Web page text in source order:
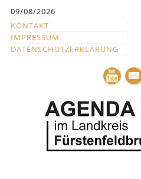
springen
09/08/2026
KONTAKT
IMPRESSUM
DATENSCHUTZERKLÄRUNG